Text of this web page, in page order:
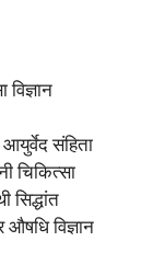
संहिता
चिकित्सा
विज्ञान